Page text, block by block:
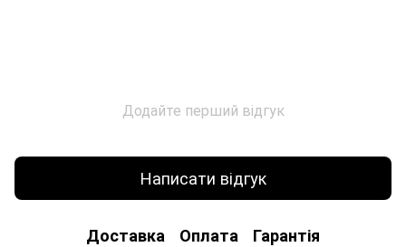
Додайте перший відгук
Написати відгук
Доставка Оплата Гарантія